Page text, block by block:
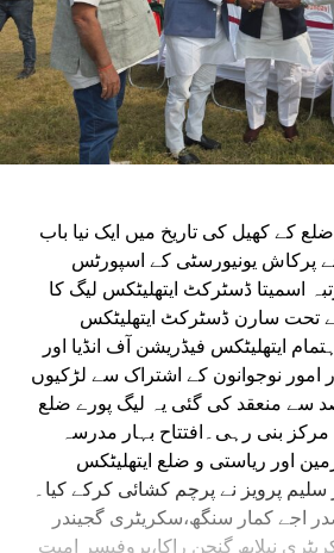
کے کھیل کی تاریخ میں ایک نیا باب
یونیورسٹی کے اسپورٹس
اسمیتا ڈسٹرکٹ ایتھلیٹکس لیگ کا
کے تحت سارن ڈسٹرکٹ ایتھلیٹکس
ایتھلیٹکس فیڈریشن آف انڈیا اور
نوجوانون کے اشتراک سے لڑکیوں
سے منعقد کی گئی یہ لیگ پورے ضلع
بنی رہی۔افتتاح بہار مدرسہ
اور ریاستی و ضلع ایتھلیٹکس
پرویز نے پرچم کشائی کرکے کیا۔
اجے کمار سنگھ،سکریٹری گجیندر
نیلابھ گنجن راکا،پروفیسر امیت